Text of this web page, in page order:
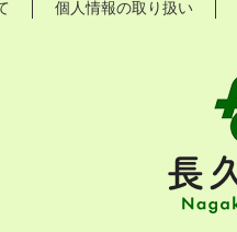
個人情報の取り扱い
Nagakute
City